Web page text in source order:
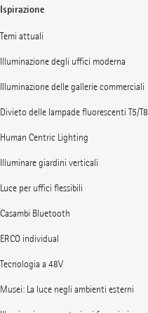
Ispirazione
Temi attuali
Illuminazione degli uffici moderna
Illuminazione delle gallerie commerciali
Divieto delle lampade fluorescenti T5/T8
Human Centric Lighting
Illuminare giardini verticali
Luce per uffici flessibili
Casambi Bluetooth
ERCO individual
Tecnologia a 48V
Musei: La luce negli ambienti esterni